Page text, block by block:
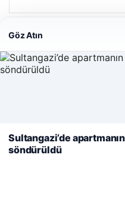
Son Eklenen Firmalar
Web sitemizi nasıl
kullanıyoruz. Çerez Politikamız
Reddet
Göz Atın
Sultangazi’de
söndürüldü